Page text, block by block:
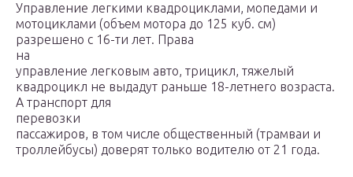
Управление легкими квадроциклами, мопедами и
мотоциклами (объем мотора до 125 куб. см)
разрешено с 16-ти лет. Права
на
управление легковым авто, трицикл, тяжелый
квадроцикл не выдадут раньше 18-летнего возраста.
А транспорт для
перевозки
пассажиров, в том числе общественный (трамваи и
троллейбусы) доверят только водителю от 21 года.